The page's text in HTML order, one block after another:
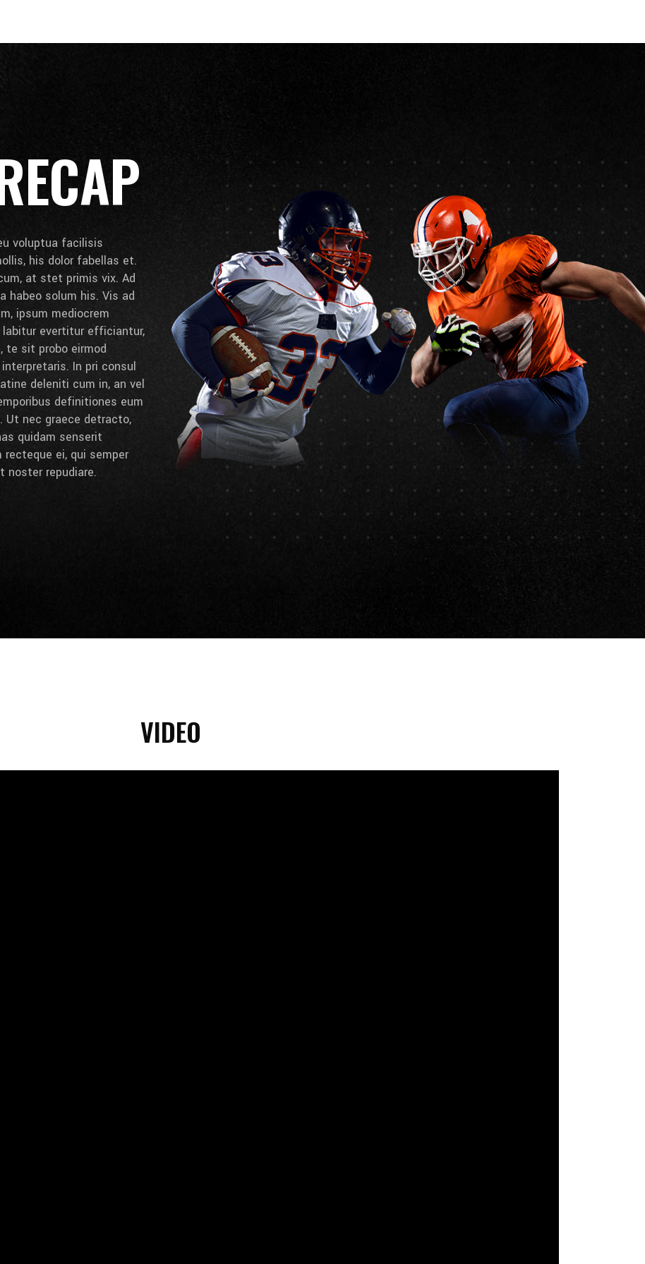
voluptua facilisis
his dolor fabellas et.
at stet primis vix. Ad
habeo solum his. Vis ad
ipsum mediocrem
evertitur efficiantur,
te sit probo eirmod
In pri consul
deleniti cum in, an vel
definitiones eum
Ut nec graece detracto,
quidam senserit
ei, qui semper
noster repudiare.
VIDEO